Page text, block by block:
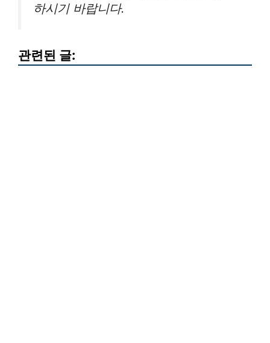
하시기 바랍니다.
관련된 글: